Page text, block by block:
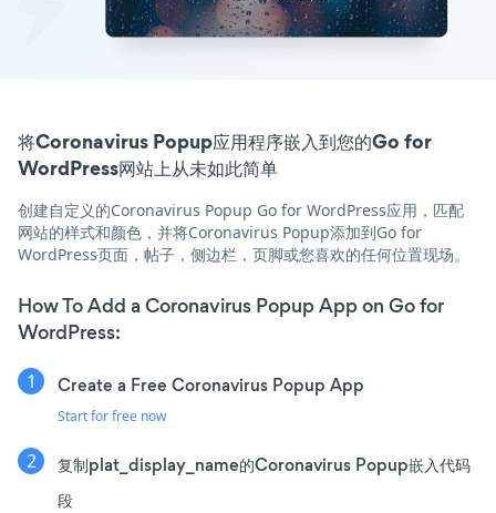
将Coronavirus Popup应用程序嵌入到您的Go for
WordPress网站上从未如此简单
创建自定义的Coronavirus Popup Go for WordPress应用，匹配
网站的样式和颜色，并将Coronavirus Popup添加到Go for
WordPress页面，帖子，侧边栏，页脚或您喜欢的任何位置现场。
How To Add a Coronavirus Popup App on Go for
WordPress:
Create a Free Coronavirus Popup App
Start for free now
复制plat_display_name的Coronavirus Popup嵌入代码
段